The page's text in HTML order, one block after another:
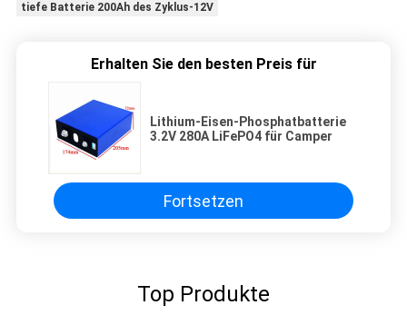
tiefe Batterie 200Ah des Zyklus-12V
Erhalten Sie den besten Preis für
Lithium-Eisen-Phosphatbatterie
3.2V 280A LiFePO4 für Camper
Fortsetzen
Top Produkte